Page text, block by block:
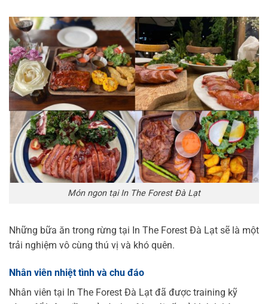
Món ngon tại In The Forest Đà Lạt
Những bữa ăn trong rừng tại In The Forest Đà Lạt sẽ là một
trải nghiệm vô cùng thú vị và khó quên.
Nhân viên nhiệt tình và chu đáo
Nhân viên tại In The Forest Đà Lạt đã được training kỹ